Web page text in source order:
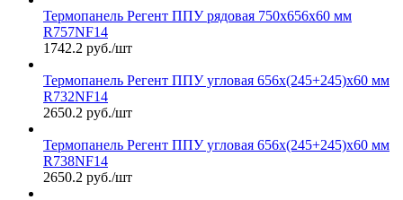
Термопанель Регент ППУ рядовая 750х656х60 мм
R757NF14
1742.2 руб./шт
Термопанель Регент ППУ угловая 656х(245+245)х60 мм
R732NF14
2650.2 руб./шт
Термопанель Регент ППУ угловая 656х(245+245)х60 мм
R738NF14
2650.2 руб./шт